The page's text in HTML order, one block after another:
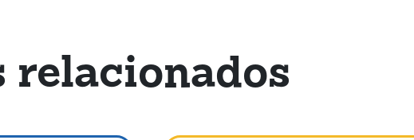
relacionados